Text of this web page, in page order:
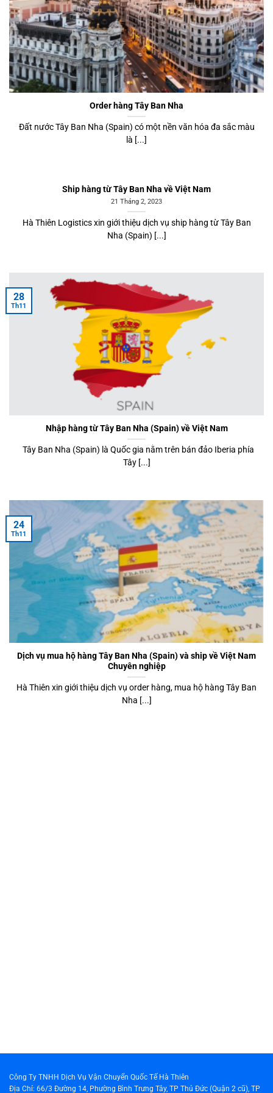
Order hàng Tây Ban Nha
Đất nước Tây Ban Nha (Spain) có một nền văn hóa đa sắc màu
là [...]
Ship hàng từ Tây Ban Nha về Việt Nam
21 Tháng 2, 2023
Hà Thiên Logistics xin giới thiệu dịch vụ ship hàng từ Tây Ban
Nha (Spain) [...]
Nhập hàng từ Tây Ban Nha (Spain) về Việt Nam
Tây Ban Nha (Spain) là Quốc gia nằm trên bán đảo Iberia phía
Tây [...]
28
Th11
Dịch vụ mua hộ hàng Tây Ban Nha (Spain) và ship về Việt Nam
Chuyên nghiệp
Hà Thiên xin giới thiệu dịch vụ order hàng, mua hộ hàng Tây Ban
Nha [...]
24
Th11
Công Ty TNHH Dịch Vụ Vận Chuyển Quốc Tế Hà Thiên
Địa Chỉ: 66/3 Đường 14, Phường Bình Trưng Tây, TP Thủ Đức (Quận 2 cũ), TP